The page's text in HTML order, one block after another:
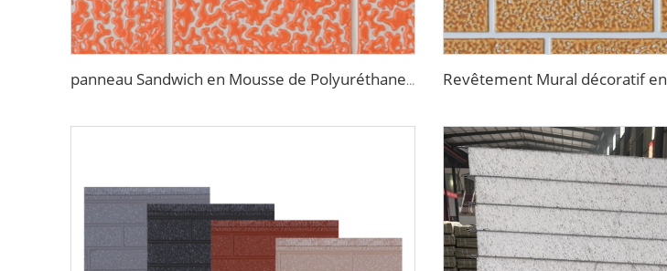
panneau Sandwich en Mousse de Polyuréthane PU Épaisseur 16mm Léger Isolation Thermique Revêtement Métallique pour Maison